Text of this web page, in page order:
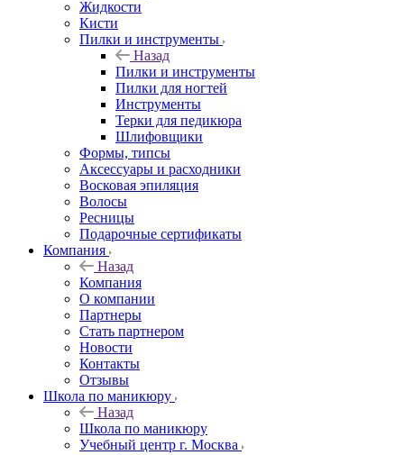
Жидкости
Кисти
Пилки и инструменты
Назад
Пилки и инструменты
Пилки для ногтей
Инструменты
Терки для педикюра
Шлифовщики
Формы, типсы
Аксессуары и расходники
Восковая эпиляция
Волосы
Ресницы
Подарочные сертификаты
Компания
Назад
Компания
О компании
Партнеры
Стать партнером
Новости
Контакты
Отзывы
Школа по маникюру
Назад
Школа по маникюру
Учебный центр г. Москва